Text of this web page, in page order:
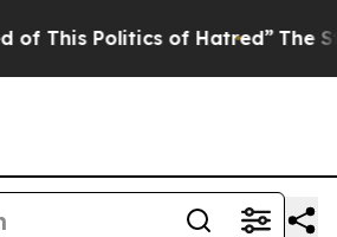
Politics of Hatred” The Story